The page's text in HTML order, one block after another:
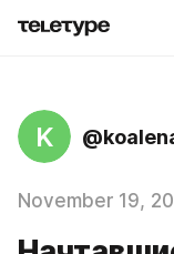
K
November 19,